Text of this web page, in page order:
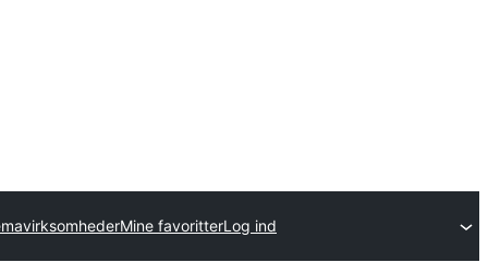
Mine favoritterLog ind